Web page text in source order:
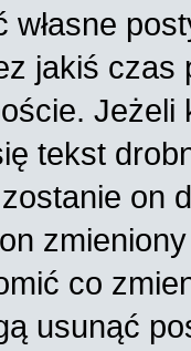
własne
jakiś
Jeżeli
tekst
on
co
usunąć